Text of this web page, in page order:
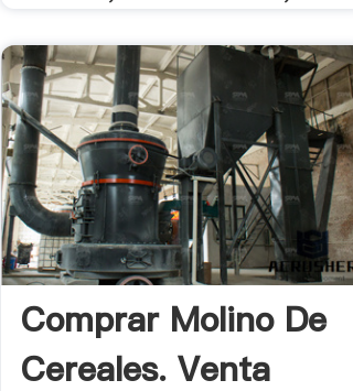
Comprar Molino De
Cereales. Venta